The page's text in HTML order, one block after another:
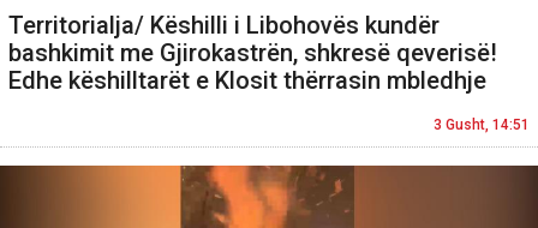
Territorialja/ Këshilli i Libohovës kundër
bashkimit me Gjirokastrën, shkresë qeverisë!
Edhe këshilltarët e Klosit thërrasin mbledhje
3 Gusht, 14:51